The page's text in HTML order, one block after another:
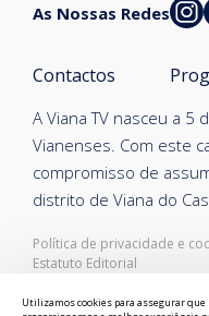
Política de privacidade e
Estatuto Editorial
A Viana TV nasceu a 5
Vianenses. Com este
compromisso de
distrito de Viana do
Contactos
As Nossas Redes
Utilizamos cookies para assegurar que